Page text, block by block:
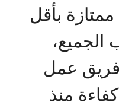
بأقل
الجميع،
فريق عمل
منذ